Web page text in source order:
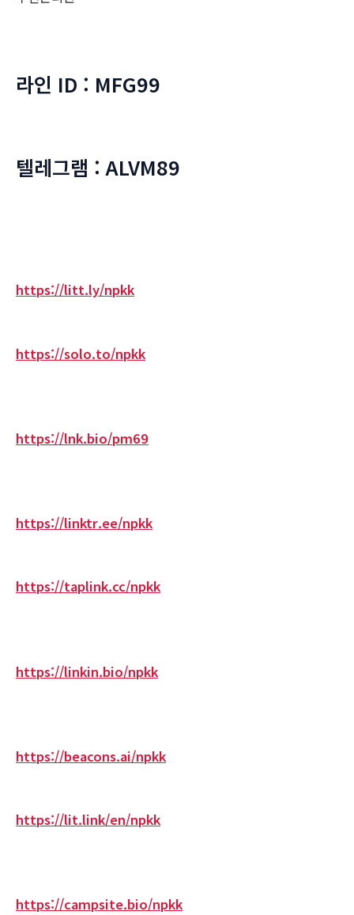
라인 ID : MFG99
텔레그램 : ALVM89
https://litt.ly/npkk
https://solo.to/npkk
https://lnk.bio/pm69
https://linktr.ee/npkk
https://taplink.cc/npkk
https://linkin.bio/npkk
https://beacons.ai/npkk
https://lit.link/en/npkk
https://campsite.bio/npkk